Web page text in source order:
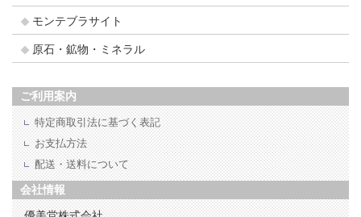
モンテブラサイト
原石・鉱物・ミネラル
ご利用案内
特定商取引法に基づく表記
お支払方法
配送・送料について
会社情報